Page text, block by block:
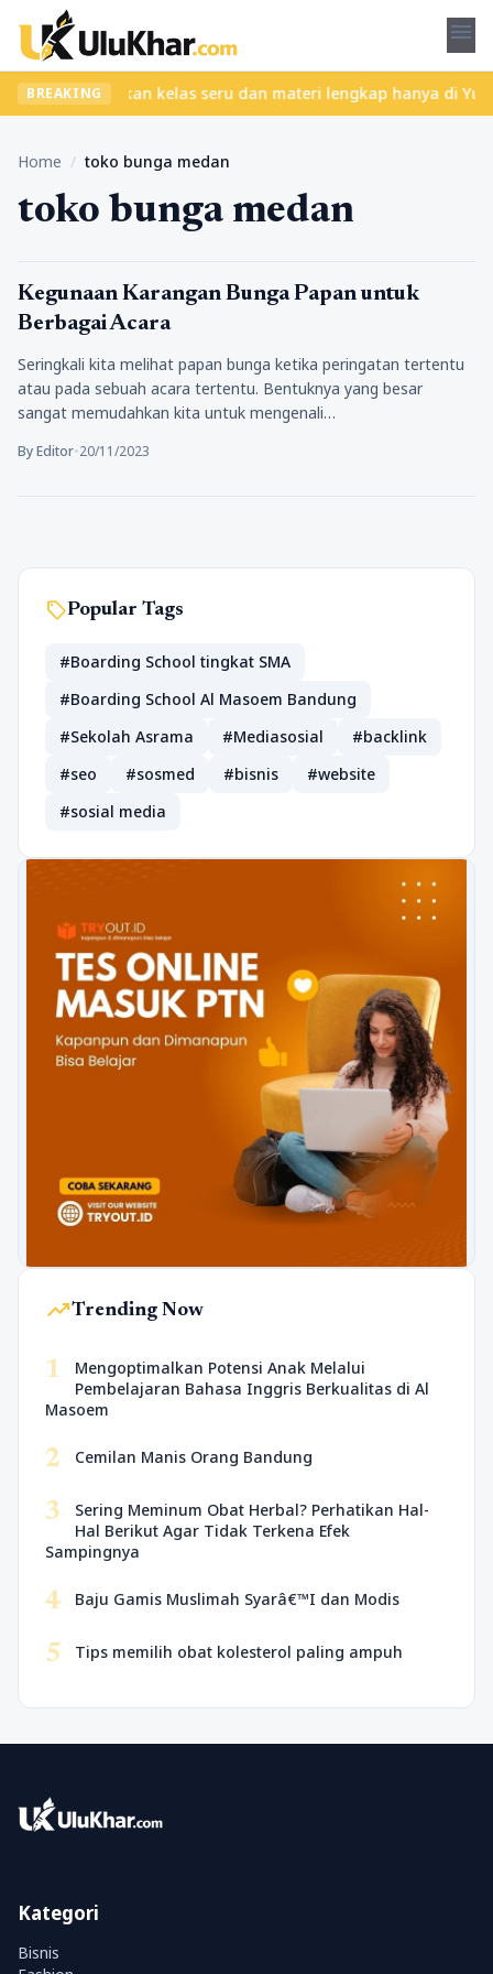
menu
BREAKING
Temukan kelas seru dan materi lengkap hanya di
Home / toko bunga medan
toko bunga medan
Lifestyle
Kegunaan Karangan Bunga Papan untuk
Berbagai Acara
Seringkali kita melihat papan bunga ketika peringatan tertentu
atau pada sebuah acara tertentu. Bentuknya yang besar
sangat memudahkan kita untuk mengenali…
By Editor•20/11/2023
sellPopular Tags
#Boarding School tingkat SMA
#Boarding School Al Masoem Bandung
#Sekolah Asrama
#Mediasosial
#backlink
#seo
#sosmed #bisnis
#website
#sosial media
trending_upTrending Now
1
Mengoptimalkan Potensi Anak Melalui
Pembelajaran Bahasa Inggris Berkualitas di Al
Masoem
2 Cemilan Manis Orang Bandung
3
Sering Meminum Obat Herbal? Perhatikan Hal-
Hal Berikut Agar Tidak Terkena Efek
Sampingnya
4 Baju Gamis Muslimah Syarâ€™I dan Modis
5 Tips memilih obat kolesterol paling ampuh
Kategori
Bisnis